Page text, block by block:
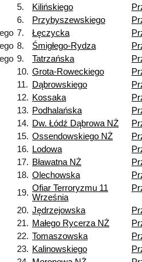
5. Kilińskiego
6. Przybyszewskiego
7. Łęczycka
8. Śmigłego-Rydza
9. Tatrzańska
10. Grota-Roweckiego
11. Dąbrowskiego
12. Kossaka
13. Podhalańska
14. Dw. Łódź Dąbrowa NŻ
15. Ossendowskiego NŻ
16. Lodowa
17. Bławatna NŻ
18. Olechowska
19. Ofiar Terroryzmu 11
Września
20. Jędrzejowska
21. Małego Rycerza NŻ
22. Tomaszowska
23. Kalinowskiego